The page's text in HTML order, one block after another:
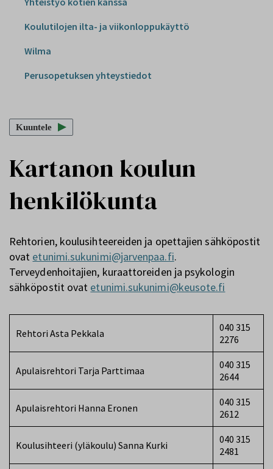
Koulutilojen ilta- ja viikonloppukäyttö
Wilma
Perusopetuksen yhteystiedot
Kuuntele
Kartanon koulun
henkilökunta
Rehtorien, koulusihteereiden ja opettajien sähköpostit
ovat etunimi.sukunimi@jarvenpaa.fi.
Terveydenhoitajien, kuraattoreiden ja psykologin
sähköpostit ovat etunimi.sukunimi@keusote.fi
Rehtori Asta Pekkala
040 315
2276
Apulaisrehtori Tarja Parttimaa
040 315
2644
Apulaisrehtori Hanna Eronen
040 315
2612
Koulusihteeri (yläkoulu) Sanna Kurki
040 315
2481